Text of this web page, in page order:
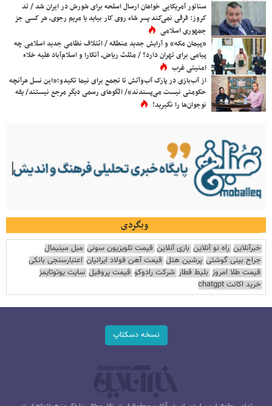
سناتور آمریکایی خواهان ارسال اسلحه برای شورش در ایران شد / تد
کروز: فرقی نمی‌کند پسر شاه روی کار بیاید یا مریم رجوی، هر کسی جز
جمهوری اسلامی
«پیمان مکه» و آرایش جدید منطقه / ائتلاف نظامی جدید اسلامی چه
پیامی برای تهران دارد؟ / مثلث ریاض، آنکارا و اسلام‌آباد علیه خلاء
امنیتی غرب
از آب‌بازی در پارک آب‌وآتش تا تجمع برای نیما تکیدو؛«این نسل هرآنچه
حکومتی نیست می‌پسندند»/ الگوهای رسمی دیگر مرجع نیستند/ یقه
نوجوان‌ها را نگیرید!
وبگردی
خبرآنلاین راه نو آنلاین بازی آنلاین قیمت تلویزیون سونی مبل مینیمال
جراح بینی گوشتی پرشین هتل قیمت آهن فولاد ایرانیان اعتبارسنجی بانکی
قیمت طلا امروز بلیط قطار شرکت رادوکو قیمت پروفیل سایت یوتوتایمز
خرید اکانت chatgpt
نسخه دسکتاپ